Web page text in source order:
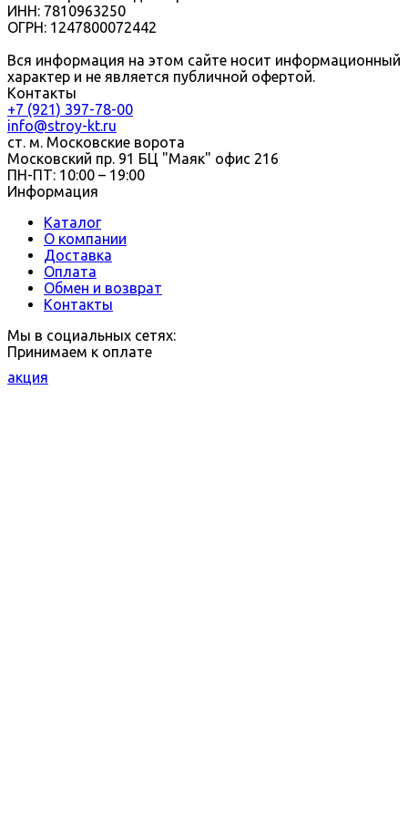
ИНН: 7810963250
ОГРН: 1247800072442
Вся информация на этом сайте носит информационный
характер и не является публичной офертой.
Контакты
+7 (921) 397-78-00
info@stroy-kt.ru
ст. м. Московские ворота
Московский пр. 91 БЦ "Маяк" офис 216
ПН-ПТ: 10:00 – 19:00
Информация
Каталог
О компании
Доставка
Оплата
Обмен и возврат
Контакты
Мы в социальных сетях:
Принимаем к оплате
акция